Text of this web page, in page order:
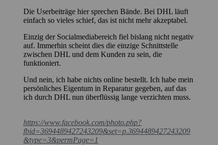
Die Userbeiträge hier sprechen Bände. Bei DHL läuft
einfach so vieles schief, das ist nicht mehr akzeptabel.
Einzig der Socialmediabereich fiel bislang nicht negativ
auf. Immerhin scheint dies die einzige Schnittstelle
zwischen DHL und dem Kunden zu sein, die
funktioniert.
Und nein, ich habe nichts online bestellt. Ich habe mein
persönliches Eigentum in Reparatur gegeben, auf das
ich durch DHL nun überflüssig lange verzichten muss.
https://www.facebook.com/photo.php?
fbid=3694489427243209&set=p.3694489427243209
&type=3&permPage=1